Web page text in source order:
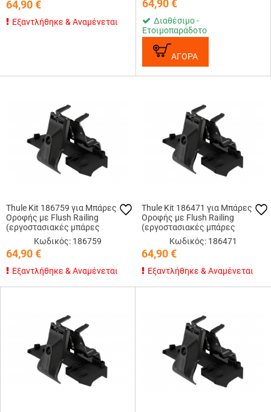
64,90€
Εξαντλήθηκε & Αναμένεται
64,90€
Διαθέσιμο -
Ετοιμοπαράδοτο
ΑΓΟΡΑ
Thule Kit 186759 για Μπάρες
Οροφής με Flush Railing
(εργοστασιακές μπάρες
εφαπτόμενες στην οροφή)
Κωδικός: 186759
64,90€
Εξαντλήθηκε & Αναμένεται
Thule Kit 186471 για Μπάρες
Οροφής με Flush Railing
(εργοστασιακές μπάρες
εφαπτόμενες στην οροφή)
Κωδικός: 186471
64,90€
Εξαντλήθηκε & Αναμένεται